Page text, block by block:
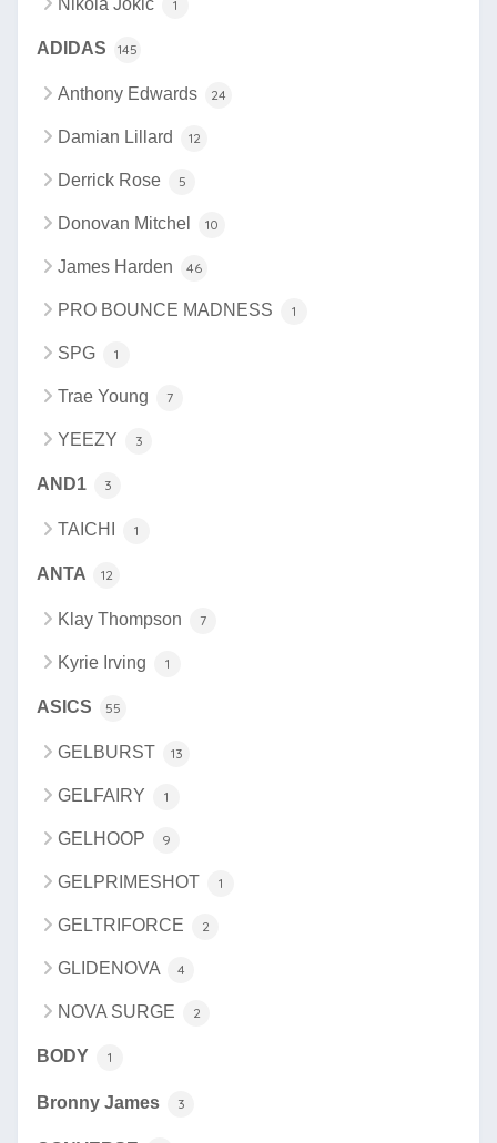
1
ADIDAS 145
Anthony Edwards 24
Damian Lillard 12
Derrick Rose 5
Donovan Mitchel 10
James Harden 46
PRO BOUNCE MADNESS 1
SPG 1
Trae Young 7
YEEZY 3
AND1 3
TAICHI 1
ANTA 12
Klay Thompson 7
Kyrie Irving 1
ASICS 55
GELBURST 13
GELFAIRY 1
GELHOOP 9
GELPRIMESHOT 1
GELTRIFORCE 2
GLIDENOVA 4
NOVA SURGE 2
BODY 1
Bronny James 3